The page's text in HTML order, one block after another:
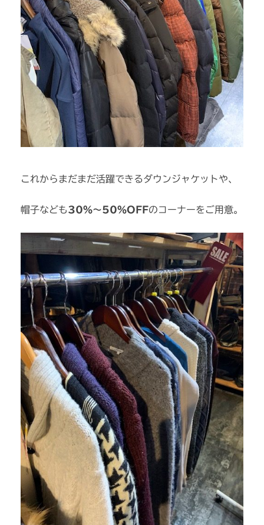
これからまだまだ活躍できるダウンジャケットや、
帽子なども30％～50％OFFのコーナーをご用意。